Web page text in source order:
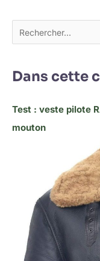
Dans cette
Test : veste pilote
mouton